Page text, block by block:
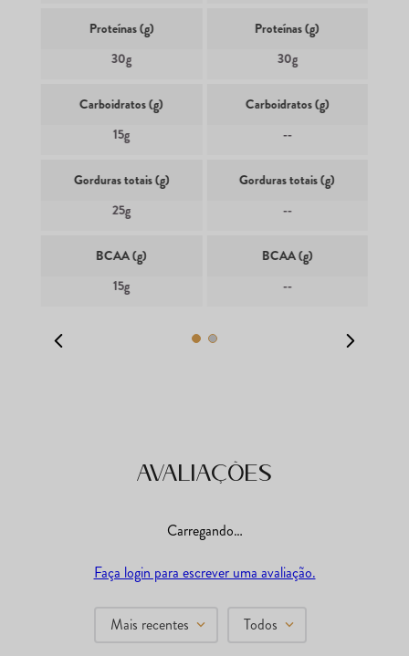
Proteínas (g)
30g
Carboidratos (g)
15g
Gorduras totais (g)
25g
BCAA (g)
15g
Proteínas (g)
30g
Carboidratos (g)
--
Gorduras totais (g)
--
BCAA (g)
--
Avaliações
Carregando…
Faça login para escrever uma avaliação.
Mais recentes Todos